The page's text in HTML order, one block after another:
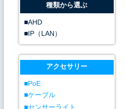
種類から選ぶ
AHD
IP（LAN）
アクセサリー
PoE
ケーブル
センサーライト